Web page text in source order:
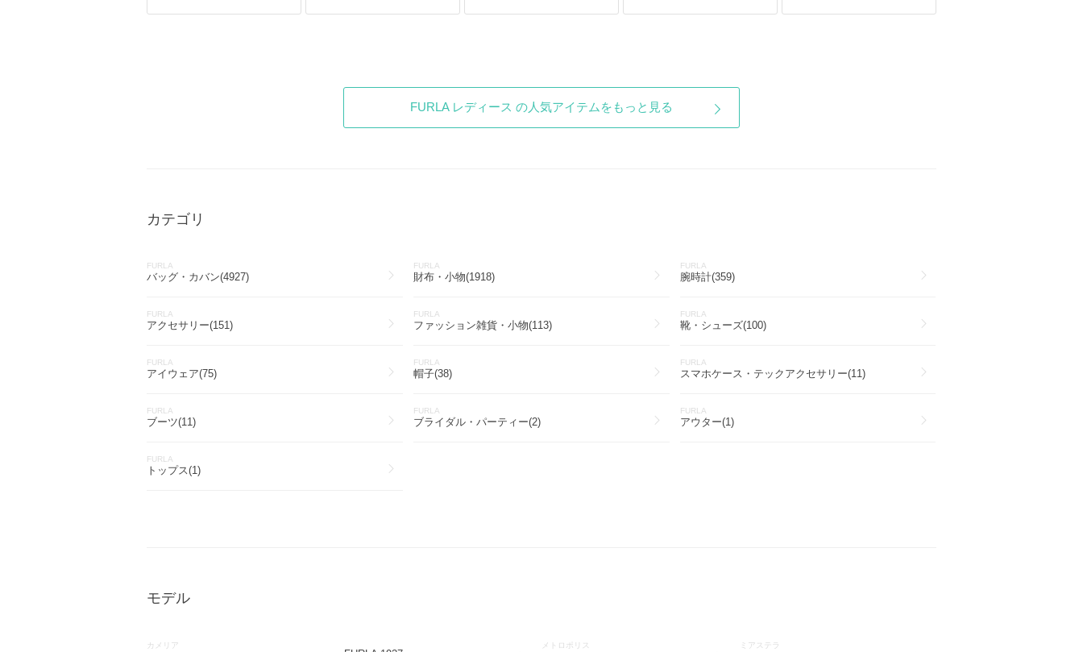
FURLA レディース の人気アイテムをもっと見る
カテゴリ
FURLA
バッグ・カバン(4927)
FURLA
財布・小物(1918)
FURLA
腕時計(359)
FURLA
アクセサリー(151)
FURLA
ファッション雑貨・小物(113)
FURLA
靴・シューズ(100)
FURLA
アイウェア(75)
FURLA
帽子(38)
FURLA
スマホケース・テックアクセサリー(11)
FURLA
ブーツ(11)
FURLA
ブライダル・パーティー(2)
FURLA
アウター(1)
FURLA
トップス(1)
モデル
カメリア メトロポリス ミアステラ